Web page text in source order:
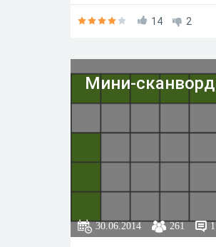
14 2
Мини-сканворд
30.06.2014 261 1